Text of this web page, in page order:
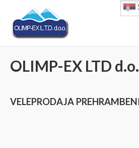
OLIMP-EX LTD
VELEPRODAJA